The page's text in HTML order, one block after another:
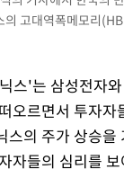
의 고대역폭메모리
스'는 삼성전자
오르면서 투자
스의 주가 상승을
자들의 심리를